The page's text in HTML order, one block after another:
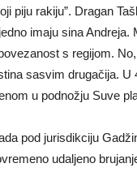
piju rakiju”. Dragan
imaju sina
s regijom.
sasvim drugačija.
u podnožju Suve
pod jurisdikciju
udaljeno